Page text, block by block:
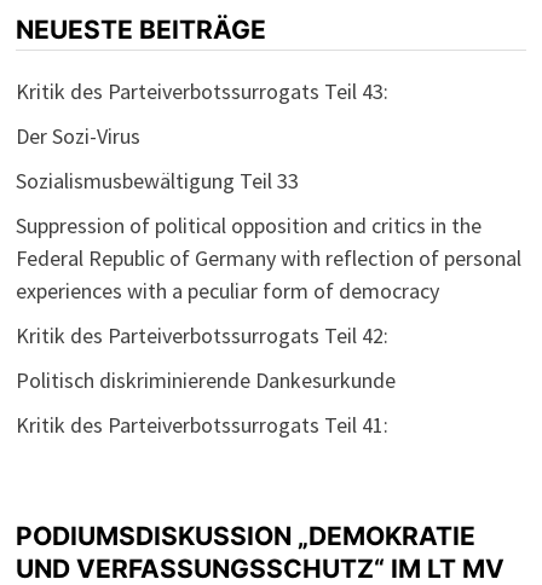
NEUESTE BEITRÄGE
Kritik des Parteiverbotssurrogats Teil 43:
Der Sozi-Virus
Sozialismusbewältigung Teil 33
Suppression of political opposition and critics in the
Federal Republic of Germany with reflection of personal
experiences with a peculiar form of democracy
Kritik des Parteiverbotssurrogats Teil 42:
Politisch diskriminierende Dankesurkunde
Kritik des Parteiverbotssurrogats Teil 41:
PODIUMSDISKUSSION „DEMOKRATIE
UND VERFASSUNGSSCHUTZ“ IM LT MV